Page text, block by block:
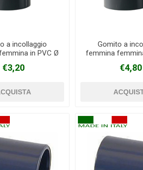
a incollaggio
in PVC Ø
€3,20
Gomito a
femmina
€4,80